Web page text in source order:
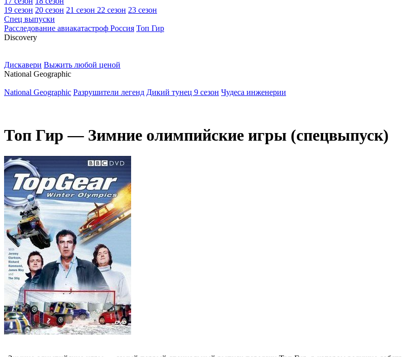
19 сезон 20 сезон 21 сезон 22 сезон 23 сезон
Спец выпуски
Расследование авиакатастроф Россия Топ Гир
Discovery
Дискавери Выжить любой ценой
National Geographic
National Geographic Разрушители легенд Дикий тунец 9 сезон Чудеса инженерии
Топ Гир — Зимние олимпийские игры (спецвыпуск)